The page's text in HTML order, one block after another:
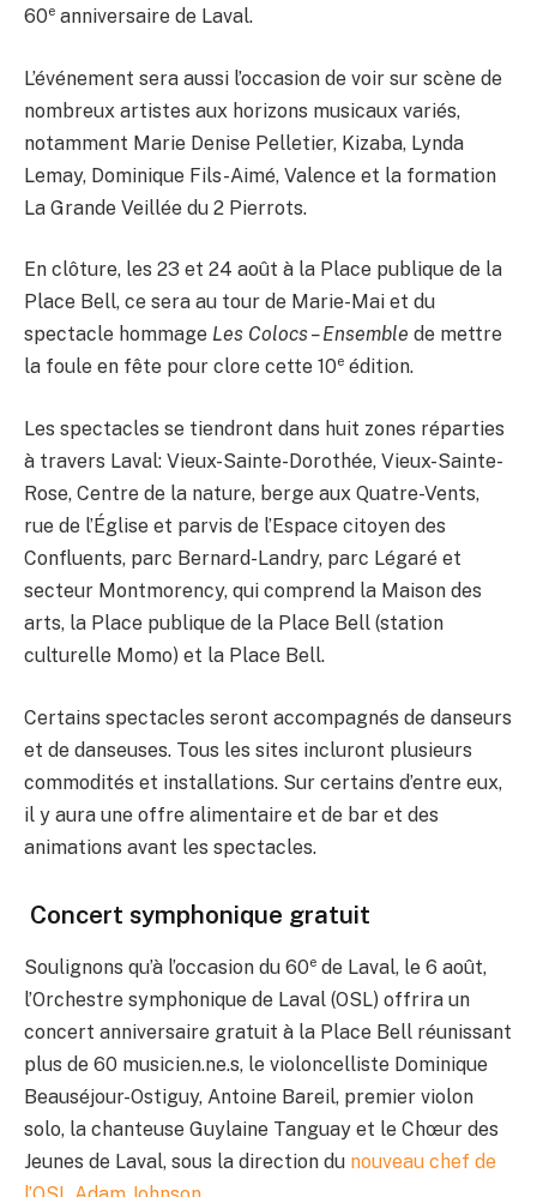
60e anniversaire de Laval.
L’événement sera aussi l’occasion de voir sur scène de
nombreux artistes aux horizons musicaux variés,
notamment Marie Denise Pelletier, Kizaba, Lynda
Lemay, Dominique Fils-Aimé, Valence et la formation
La Grande Veillée du 2 Pierrots.
En clôture, les 23 et 24 août à la Place publique de la
Place Bell, ce sera au tour de Marie-Mai et du
spectacle hommage Les Colocs – Ensemble de mettre
la foule en fête pour clore cette 10e édition.
Les spectacles se tiendront dans huit zones réparties
à travers Laval: Vieux-Sainte-Dorothée, Vieux-Sainte-
Rose, Centre de la nature, berge aux Quatre-Vents,
rue de l’Église et parvis de l’Espace citoyen des
Confluents, parc Bernard-Landry, parc Légaré et
secteur Montmorency, qui comprend la Maison des
arts, la Place publique de la Place Bell (station
culturelle Momo) et la Place Bell.
Certains spectacles seront accompagnés de danseurs
et de danseuses. Tous les sites incluront plusieurs
commodités et installations. Sur certains d’entre eux,
il y aura une offre alimentaire et de bar et des
animations avant les spectacles.
Concert symphonique gratuit
Soulignons qu’à l’occasion du 60e de Laval, le 6 août,
l’Orchestre symphonique de Laval (OSL) offrira un
concert anniversaire gratuit à la Place Bell réunissant
plus de 60 musicien.ne.s, le violoncelliste Dominique
Beauséjour-Ostiguy, Antoine Bareil, premier violon
solo, la chanteuse Guylaine Tanguay et le Chœur des
Jeunes de Laval, sous la direction du nouveau chef de